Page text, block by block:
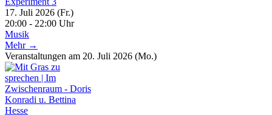
17. Juli 2026 (Fr.)
20:00 - 22:00 Uhr
Musik
Mehr →
Veranstaltungen am 20. Juli 2026 (Mo.)